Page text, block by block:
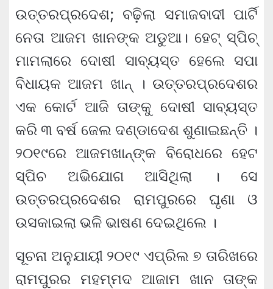
ଉତ୍ତରପ୍ରଦେଶ; ବଢ଼ିଲା ସମାଜବାଦୀ ପାର୍ଟି
ନେତା ଆଜମ ଖାନଙ୍କ ଅଡୁଆ। ହେଟ୍ ସ୍ପିଚ୍
ମାମଲାରେ ଦୋଷୀ ସାବ୍ୟସ୍ତ ହେଲେ ସପା
ବିଧାୟକ ଆଜମ ଖାନ୍ । ଉତ୍ତରପ୍ରଦେଶର
ଏକ କୋର୍ଟ ଆଜି ତାଙ୍କୁ ଦୋଷୀ ସାବ୍ୟସ୍ତ
କରି ୩ ବର୍ଷ ଜେଲ ଦଣ୍ଡାଦେଶ ଶୁଣାଇଛନ୍ତି ।
୨୦୧୯ରେ ଆଜମଖାନ୍‌ଙ୍କ ବିରୋଧରେ ହେଟ
ସ୍ପିଚ ଅଭିଯୋଗ ଆସିଥିଲା । ସେ
ଉତ୍ତରପ୍ରଦେଶର ରାମପୁରରେ ଘୃଣା ଓ
ଉସକାଇଲା ଭଳି ଭାଷଣ ଦେଇଥିଲେ ।
ସୂଚନା ଅନୁଯାୟୀ ୨୦୧୯ ଏପ୍ରିଲ ୭ ତାରିଖରେ
ରାମପୁରର ମହମ୍ମଦ ଆଜାମ ଖାନ ତାଙ୍କ